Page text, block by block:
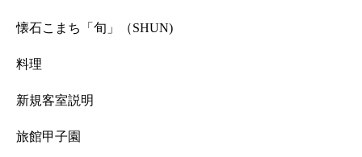
懐石こまち「旬」（SHUN)
料理
新規客室説明
旅館甲子園